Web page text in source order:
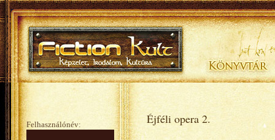
Felhasználónév: Éjféli opera 2.